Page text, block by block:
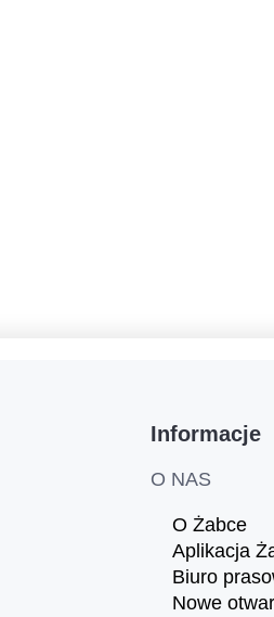
Informacje
O NAS
O Żabce
Aplikacja
Biuro
Nowe